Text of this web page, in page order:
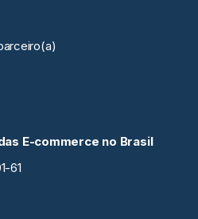
E-commerce no Brasil
61